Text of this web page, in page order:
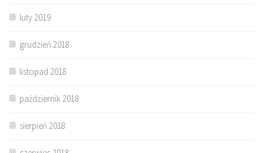
luty 2019
grudzień 2018
listopad 2018
październik 2018
sierpień 2018